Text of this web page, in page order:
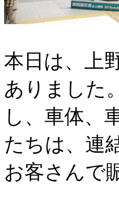
本日は、上
ありました
し、車体、
たちは、連
お客さんで